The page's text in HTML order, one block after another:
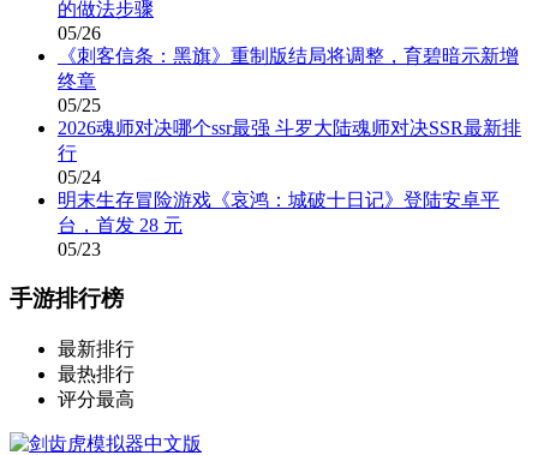
的做法步骤
05/26
《刺客信条：黑旗》重制版结局将调整，育碧暗示新增
终章
05/25
2026魂师对决哪个ssr最强 斗罗大陆魂师对决SSR最新排
行
05/24
明末生存冒险游戏《哀鸿：城破十日记》登陆安卓平
台，首发 28 元
05/23
手游排行榜
最新排行
最热排行
评分最高